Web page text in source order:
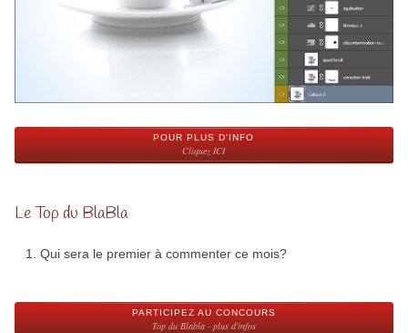
POUR PLUS D'INFO
Cliquez ICI
Le Top du BlaBla
Qui sera le premier à commenter ce mois?
PARTICIPEZ AU CONCOURS
Top du Blabla - plus d'infos